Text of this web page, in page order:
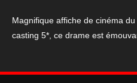
Magnifique affiche de cinéma
casting 5*, ce drame est